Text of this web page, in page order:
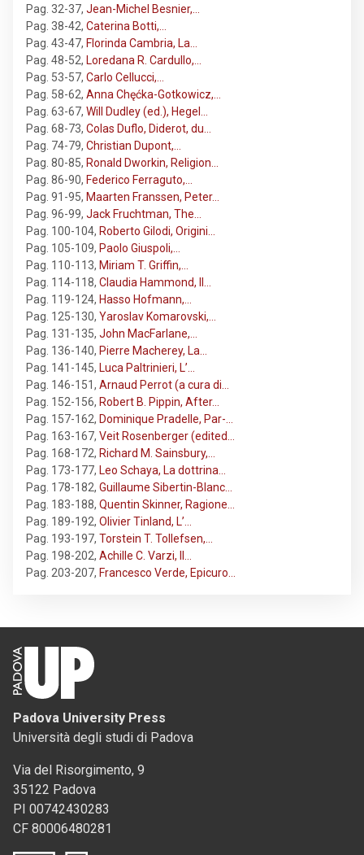
Pag. 32-37, Jean-Michel Besnier,…
Pag. 38-42, Caterina Botti,…
Pag. 43-47, Florinda Cambria, La…
Pag. 48-52, Loredana R. Cardullo,…
Pag. 53-57, Carlo Cellucci,…
Pag. 58-62, Anna Chęćka-Gotkowicz,…
Pag. 63-67, Will Dudley (ed.), Hegel…
Pag. 68-73, Colas Duflo, Diderot, du…
Pag. 74-79, Christian Dupont,…
Pag. 80-85, Ronald Dworkin, Religion…
Pag. 86-90, Federico Ferraguto,…
Pag. 91-95, Maarten Franssen, Peter…
Pag. 96-99, Jack Fruchtman, The…
Pag. 100-104, Roberto Gilodi, Origini…
Pag. 105-109, Paolo Giuspoli,…
Pag. 110-113, Miriam T. Griffin,…
Pag. 114-118, Claudia Hammond, Il…
Pag. 119-124, Hasso Hofmann,…
Pag. 125-130, Yaroslav Komarovski,…
Pag. 131-135, John MacFarlane,…
Pag. 136-140, Pierre Macherey, La…
Pag. 141-145, Luca Paltrinieri, L’…
Pag. 146-151, Arnaud Perrot (a cura di…
Pag. 152-156, Robert B. Pippin, After…
Pag. 157-162, Dominique Pradelle, Par-…
Pag. 163-167, Veit Rosenberger (edited…
Pag. 168-172, Richard M. Sainsbury,…
Pag. 173-177, Leo Schaya, La dottrina…
Pag. 178-182, Guillaume Sibertin-Blanc…
Pag. 183-188, Quentin Skinner, Ragione…
Pag. 189-192, Olivier Tinland, L’…
Pag. 193-197, Torstein T. Tollefsen,…
Pag. 198-202, Achille C. Varzi, Il…
Pag. 203-207, Francesco Verde, Epicuro…
Padova University Press
Università degli studi di Padova
Via del Risorgimento, 9
35122 Padova
PI 00742430283
CF 80006480281